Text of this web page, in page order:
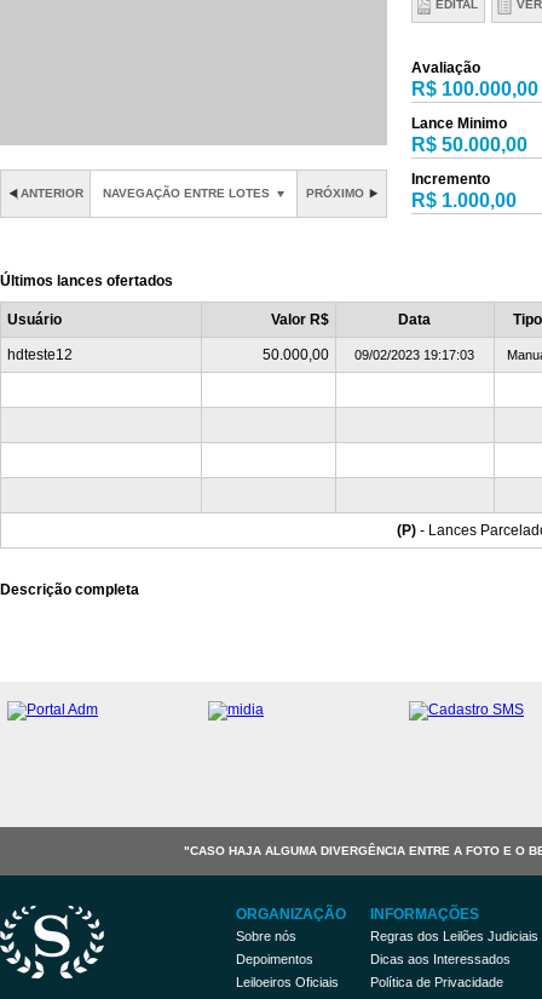
ANTERIOR NAVEGAÇÃO ENTRE LOTES PRÓXIMO
EDITAL
Avaliação
R$ 100.000,00
Lance Minimo
R$ 50.000,00
Incremento
R$ 1.000,00
Últimos lances ofertados
Usuário Valor R$ Data Tipo
hdteste12 50.000,00 09/02/2023 19:17:03
(P) - Lances
Descrição completa
"CASO HAJA ALGUMA DIVERGÊNCIA ENTRE A FOTO E O
ORGANIZAÇÃO
Sobre nós
Depoimentos
Leiloeiros Oficiais
INFORMAÇÕES
Regras dos Leilões Judiciais
Dicas aos Interessados
Política de Privacidade